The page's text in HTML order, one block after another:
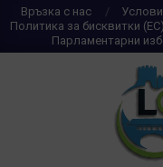
Skip
to
content
Връзка с нас
Политика за бисквитки (ЕС)
Парламентарни